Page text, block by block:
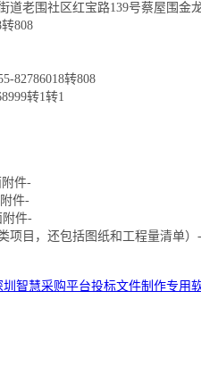
老围社区红宝路139号蔡屋围金
808
82786018转808
转1转1
件-
件-
件-
目，还包括图纸和工程量清单）
圳智慧采购平台投标文件制作专用